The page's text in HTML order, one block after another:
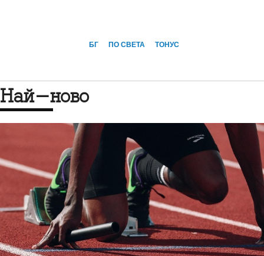
БГ ПО СВЕТА ТОНУС
Най-ново